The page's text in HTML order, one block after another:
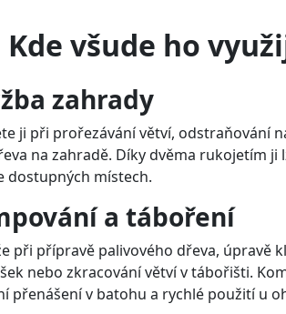
Kde všude ho
zahrady
ji při prořezávání větví, odstraňování
na zahradě. Díky dvěma rukojetím ji
dostupných místech.
a táboření
při přípravě palivového dřeva, úpravě
nebo zkracování větví v tábořišti.
přenášení v batohu a rychlé použití u